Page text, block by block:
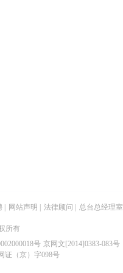
网站声明 法律顾问 总台总经理室
所有
号 京网文[2014]0383-083号
证（京）字098号